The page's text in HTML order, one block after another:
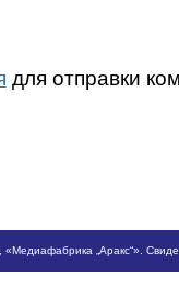
для отправки
, «Медиафабрика „Аракс“».